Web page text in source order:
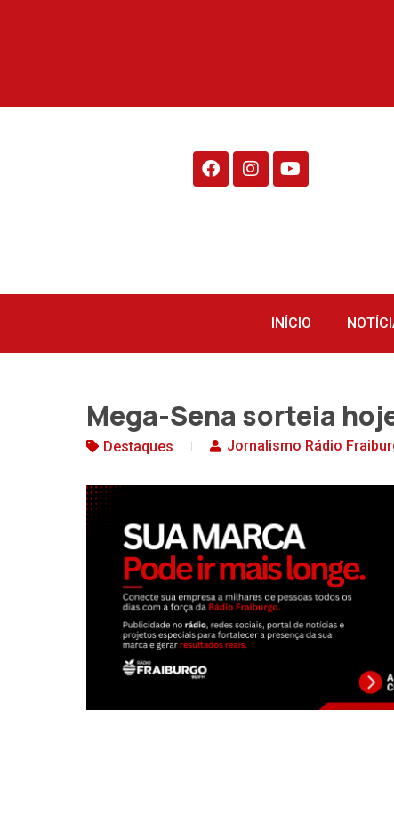
INÍCIO
Mega-Sena sorteia
Destaques Jornalismo Rádio